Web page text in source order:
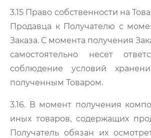
3.15 Право собственности на
Продавца к Получателю с
Заказа. С момента получения
самостоятельно несет
соблюдение условий
полученным Товаром.
3.16. В момент получения
иных товаров, содержащих
Получатель обязан их